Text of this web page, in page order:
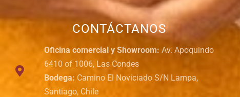
CONTÁCTANOS
Oficina comercial y Showroom: Av. Apoquindo
6410 of 1006, Las Condes
Bodega: Camino El Noviciado S/N Lampa,
Santiago, Chile